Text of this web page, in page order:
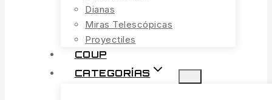
Dianas
Miras Telescópicas
Proyectiles
COUP
CATEGORÍAS